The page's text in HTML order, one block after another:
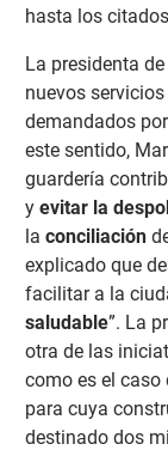
hasta los
La presidenta
nuevos
demandados
este sentido,
guardería
y evitar la
la conciliación
explicado que
facilitar a la
saludable”. La
otra de las
como es el caso
para cuya
destinado dos